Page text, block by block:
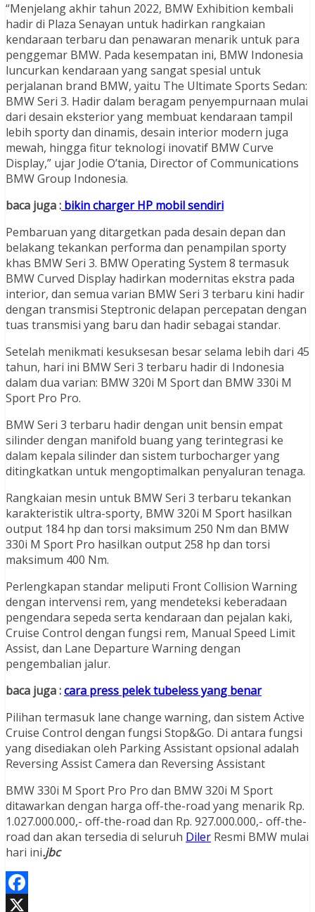
“Menjelang akhir tahun 2022, BMW Exhibition kembali
hadir di Plaza Senayan untuk hadirkan rangkaian
kendaraan terbaru dan penawaran menarik untuk para
penggemar BMW. Pada kesempatan ini, BMW Indonesia
luncurkan kendaraan yang sangat spesial untuk
perjalanan brand BMW, yaitu The Ultimate Sports Sedan:
BMW Seri 3. Hadir dalam beragam penyempurnaan mulai
dari desain eksterior yang membuat kendaraan tampil
lebih sporty dan dinamis, desain interior modern juga
mewah, hingga fitur teknologi inovatif BMW Curve
Display,” ujar Jodie O’tania, Director of Communications
BMW Group Indonesia.
baca juga : bikin charger HP mobil sendiri
Pembaruan yang ditargetkan pada desain depan dan
belakang tekankan performa dan penampilan sporty
khas BMW Seri 3. BMW Operating System 8 termasuk
BMW Curved Display hadirkan modernitas ekstra pada
interior, dan semua varian BMW Seri 3 terbaru kini hadir
dengan transmisi Steptronic delapan percepatan dengan
tuas transmisi yang baru dan hadir sebagai standar.
Setelah menikmati kesuksesan besar selama lebih dari 45
tahun, hari ini BMW Seri 3 terbaru hadir di Indonesia
dalam dua varian: BMW 320i M Sport dan BMW 330i M
Sport Pro Pro.
BMW Seri 3 terbaru hadir dengan unit bensin empat
silinder dengan manifold buang yang terintegrasi ke
dalam kepala silinder dan sistem turbocharger yang
ditingkatkan untuk mengoptimalkan penyaluran tenaga.
Rangkaian mesin untuk BMW Seri 3 terbaru tekankan
karakteristik ultra-sporty, BMW 320i M Sport hasilkan
output 184 hp dan torsi maksimum 250 Nm dan BMW
330i M Sport Pro hasilkan output 258 hp dan torsi
maksimum 400 Nm.
Perlengkapan standar meliputi Front Collision Warning
dengan intervensi rem, yang mendeteksi keberadaan
pengendara sepeda serta kendaraan dan pejalan kaki,
Cruise Control dengan fungsi rem, Manual Speed Limit
Assist, dan Lane Departure Warning dengan
pengembalian jalur.
baca juga :cara press pelek tubeless yang benar
Pilihan termasuk lane change warning, dan sistem Active
Cruise Control dengan fungsi Stop&Go. Di antara fungsi
yang disediakan oleh Parking Assistant opsional adalah
Reversing Assist Camera dan Reversing Assistant
BMW 330i M Sport Pro Pro dan BMW 320i M Sport
ditawarkan dengan harga off-the-road yang menarik Rp.
1.027.000.000,- off-the-road dan Rp. 927.000.000,- off-the-
road dan akan tersedia di seluruh Diler Resmi BMW mulai
hari ini.jbc
Facebook